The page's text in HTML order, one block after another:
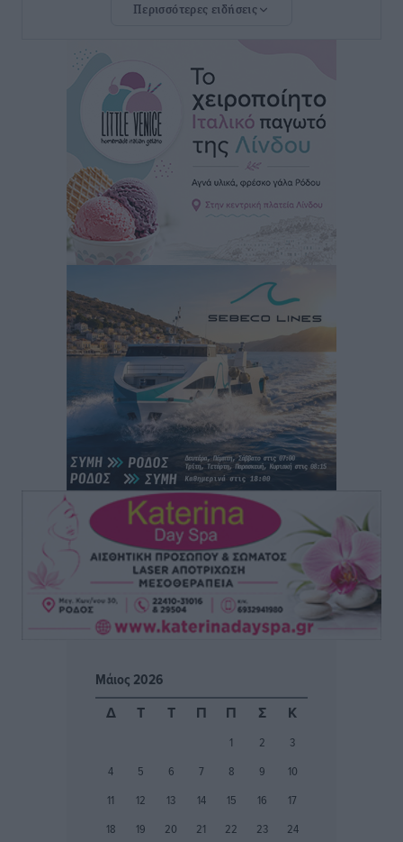
Παπαεμμανουήλ
ΣΚΟΕ: Σαββατοκύριακο με αγώνες από τον Σ.Σ. Ρόδου
πριν 2 ώρες
Συνελήφθη 37χρονη στη Ρόδο γιατί είχε αφήσει τα
τρία ανήλικα παιδιά της χωρίς επιτήρηση
Τοπικές Ειδήσεις• πριν 3 ώρες
Σταυρός Καλυθιών: Απέκτησε την Φωτεινή Πιζάνια
Αθλητικά πριν 3 ώρες
Το Yucatan Show έρχεται στη Ρόδο με τον Frankie
Πολιτιστικά• πριν 4 ώρες
Σι Τζέι Χάρις: «Να πανηγυρίσουμε πολλές νίκες μαζί»
• πριν 4 ώρες
Ροδήλιος: Ο απολογισμός από το Πανελλήνιο
Πρωτάθλημα Πίστας
πριν 4 ώρες
Διαγόρας: Μετεγγραφικό ντεμαράζ
Αθλητικά• πριν 4 ώρες
πριν 4 ώρες
Εθνική Ανδρών: Ραντεβού στο Telekom Center Athens
του Ινφαντίνο
Περισσότερες ειδήσεις
Μάιος 2026
Δ
Τ Τ Π Π Σ Κ
1 2
3
4
5 6 7 8 9
10
11
12 13 14 15 16
17
18
19 20 21 22 23 24